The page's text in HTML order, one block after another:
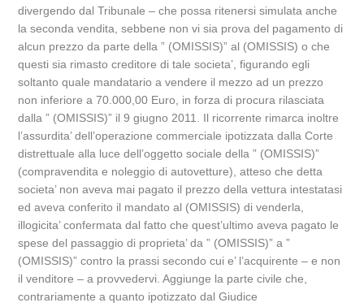
divergendo dal Tribunale – che possa ritenersi simulata anche
la seconda vendita, sebbene non vi sia prova del pagamento di
alcun prezzo da parte della ” (OMISSIS)” al (OMISSIS) o che
questi sia rimasto creditore di tale societa’, figurando egli
soltanto quale mandatario a vendere il mezzo ad un prezzo
non inferiore a 70.000,00 Euro, in forza di procura rilasciata
dalla ” (OMISSIS)” il 9 giugno 2011. Il ricorrente rimarca inoltre
l’assurdita’ dell’operazione commerciale ipotizzata dalla Corte
distrettuale alla luce dell’oggetto sociale della ” (OMISSIS)”
(compravendita e noleggio di autovetture), atteso che detta
societa’ non aveva mai pagato il prezzo della vettura intestatasi
ed aveva conferito il mandato al (OMISSIS) di venderla,
illogicita’ confermata dal fatto che quest’ultimo aveva pagato le
spese del passaggio di proprieta’ da ” (OMISSIS)” a ”
(OMISSIS)” contro la prassi secondo cui e’ l’acquirente – e non
il venditore – a provvedervi. Aggiunge la parte civile che,
contrariamente a quanto ipotizzato dal Giudice